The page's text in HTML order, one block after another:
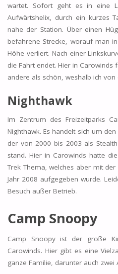
wartet. Sofort geht es in eine
Aufwärtshelix, durch ein kurzes
nahe der Station. Über einen
befahrene Strecke, worauf man
Höhe verliert. Nach einer
die Fahrt endet. Hier in Carowinds
andere als schön, weshalb ich
Nighthawk
Im Zentrum des Freizeitparks
Nighthawk. Es handelt sich um
der von 2000 bis 2003 als
stand. Hier in Carowinds hatte
Trek Thema, welches aber mit
Jahr 2008 aufgegeben wurde.
Besuch außer Betrieb.
Camp Snoopy
Camp Snoopy ist der große
Carowinds. Hier gibt es eine
ganze Familie, darunter auch zwei